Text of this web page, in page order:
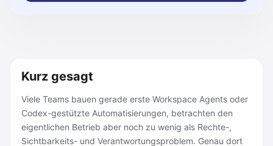
Kurz gesagt
Viele Teams bauen gerade erste Workspace Agents oder
Codex-gestützte Automatisierungen, betrachten den
eigentlichen Betrieb aber noch zu wenig als Rechte-,
Sichtbarkeits- und Verantwortungsproblem. Genau dort